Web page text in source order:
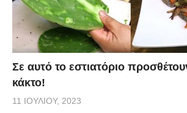
Σε αυτό το εστιατόριο
κάκτο!
11 ΙΟΥΛΊΟΥ, 2023